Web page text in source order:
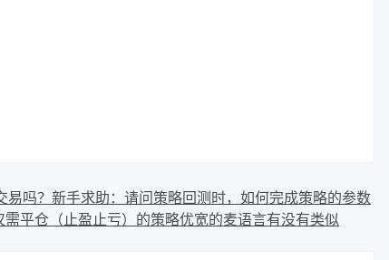
吗？ 新手求助：请问策略回测时，如何完成策略的参数
平仓（止盈止亏）的策略优宽的麦语言有没有类似